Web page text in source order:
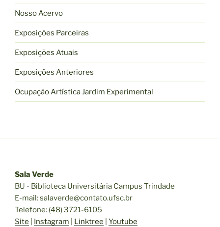
Nosso Acervo
Exposições Parceiras
Exposições Atuais
Exposições Anteriores
Ocupação Artística Jardim Experimental
Sala Verde
BU - Biblioteca Universitária Campus Trindade
E-mail: salaverde@contato.ufsc.br
Telefone: (48) 3721-6105
Site
Instagram Linktree Youtube